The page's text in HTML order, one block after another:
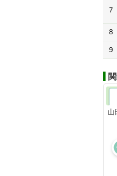
7
8
9
山